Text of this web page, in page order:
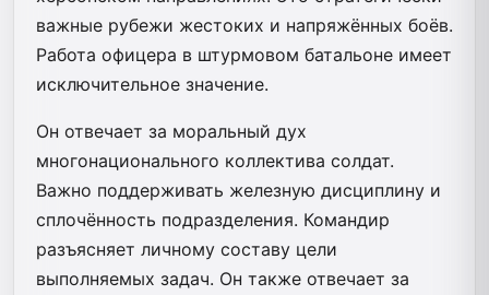
важные рубежи жестоких и напряжённых боёв.
Работа офицера в штурмовом батальоне имеет
исключительное значение.
Он отвечает за моральный дух
многонационального коллектива солдат.
Важно поддерживать железную дисциплину и
сплочённость подразделения. Командир
разъясняет личному составу цели
выполняемых задач. Он также отвечает за